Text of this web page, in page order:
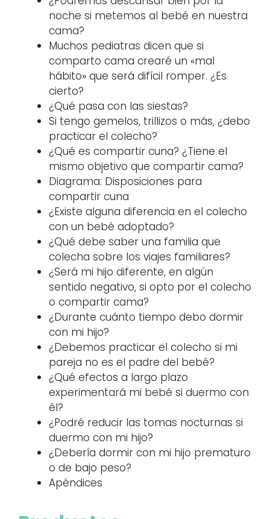
noche si metemos al bebé en nuestra
cama?
Muchos pediatras dicen que si
comparto cama crearé un «mal
hábito» que será difícil romper. ¿Es
cierto?
¿Qué pasa con las siestas?
Si tengo gemelos, trillizos o más, ¿debo
practicar el colecho?
¿Qué es compartir cuna? ¿Tiene el
mismo objetivo que compartir cama?
Diagrama: Disposiciones para
compartir cuna
¿Existe alguna diferencia en el colecho
con un bebé adoptado?
¿Qué debe saber una familia que
colecha sobre los viajes familiares?
¿Será mi hijo diferente, en algún
sentido negativo, si opto por el colecho
o compartir cama?
¿Durante cuánto tiempo debo dormir
con mi hijo?
¿Debemos practicar el colecho si mi
pareja no es el padre del bebé?
¿Qué efectos a largo plazo
experimentará mi bebé si duermo con
él?
¿Podré reducir las tomas nocturnas si
duermo con mi hijo?
¿Debería dormir con mi hijo prematuro
o de bajo peso?
Apéndices